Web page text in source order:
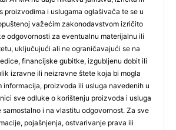
proizvodima i uslugama oglašivača te se u
važećim zakonodavstvom izričito
odgovornosti za eventualnu materijalnu ili
uključujući ali ne ograničavajući se na
financijske gubitke, izgubljenu dobit ili
izravne ili neizravne štete koja bi mogla
informacija, proizvoda ili usluga navedenih u
sve odluke o korištenju proizvoda i usluga
samostalno i na vlastitu odgovornost. Za sve
pojašnjenja, ostvarivanje prava ili